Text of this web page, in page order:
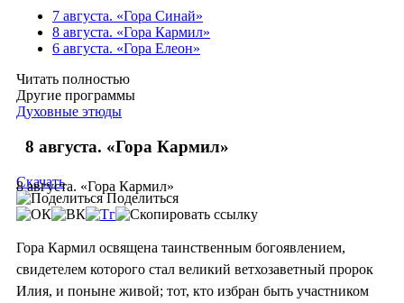
7 августа. «Гора Синай»
8 августа. «Гора Кармил»
6 августа. «Гора Елеон»
Читать полностью
Другие программы
Духовные этюды
8 августа. «Гора Кармил»
8 августа. «Гора Кармил»
Скачать
Поделиться
Гора Кармил освящена таинственным богоявлением,
свидетелем которого стал великий ветхозаветный пророк
Илия, и поныне живой; тот, кто избран быть участником